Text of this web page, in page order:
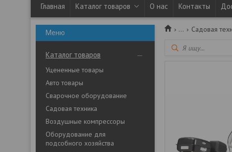
Главная Каталог товаров О нас Контакты
Каталог товаров
Уцененные товары
Авто товары
Сварочное оборудование
Садовая техника
Воздушные компрессоры
Оборудование для
подсобного хозяйства
... Садовая